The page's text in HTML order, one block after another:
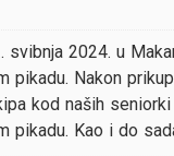
svibnja 2024. u
pikadu. Nakon
kod naših
pikadu. Kao i do